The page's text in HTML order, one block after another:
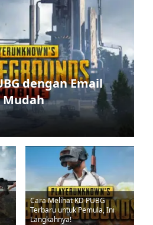
dengan Email
Mudah
Cara Melihat KD PUBG
Terbaru untuk Pemula, Ini
Langkahnya!